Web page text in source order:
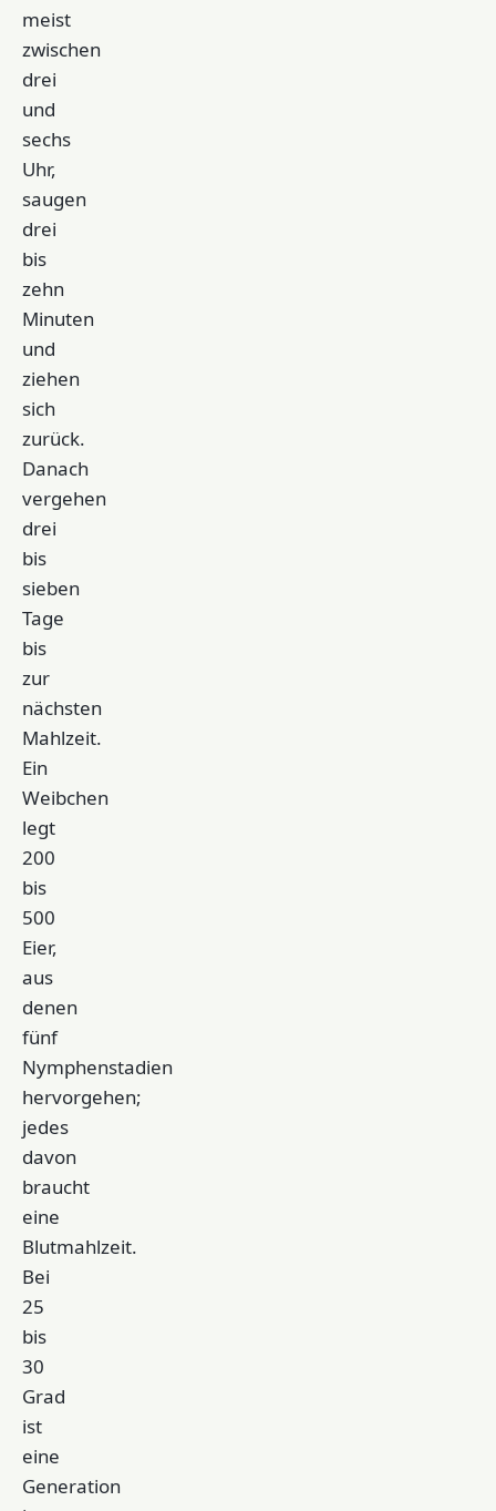
meist
zwischen
drei
und
sechs
Uhr,
saugen
drei
bis
zehn
Minuten
und
ziehen
sich
zurück.
Danach
vergehen
drei
bis
sieben
Tage
bis
zur
nächsten
Mahlzeit.
Ein
Weibchen
legt
200
bis
500
Eier,
aus
denen
fünf
Nymphenstadien
hervorgehen;
jedes
davon
braucht
eine
Blutmahlzeit.
Bei
25
bis
30
Grad
ist
eine
Generation